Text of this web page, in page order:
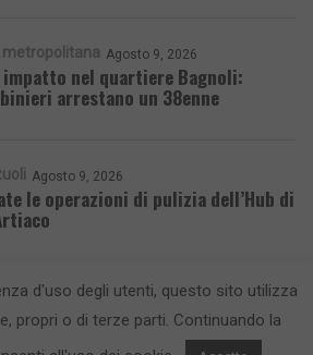
metropolitana Agosto 9, 2026
nel quartiere Bagnoli:
arrestano un 38enne
Agosto 9, 2026
le operazioni di pulizia dell’Hub di
d'uso degli utenti, questo sito utilizza
propri o di terze parti. Continuando la